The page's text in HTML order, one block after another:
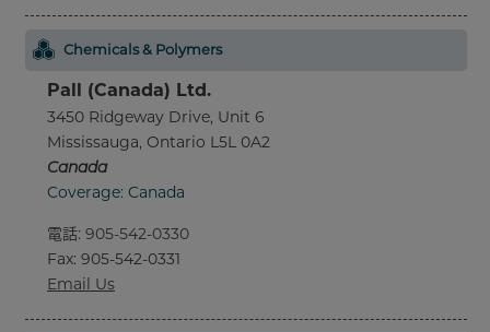
Chemicals & Polymers
Pall (Canada) Ltd.
3450 Ridgeway Drive, Unit 6
Mississauga, Ontario L5L 0A2
Canada
Coverage: Canada
電話: 905-542-0330
Fax: 905-542-0331
Email Us